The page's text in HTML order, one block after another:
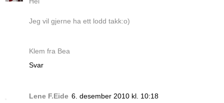
Jeg vil gjerne ha ett lodd takk:o)
Klem fra Bea
Svar
Lene F.Eide 6. desember 2010 kl. 10:18